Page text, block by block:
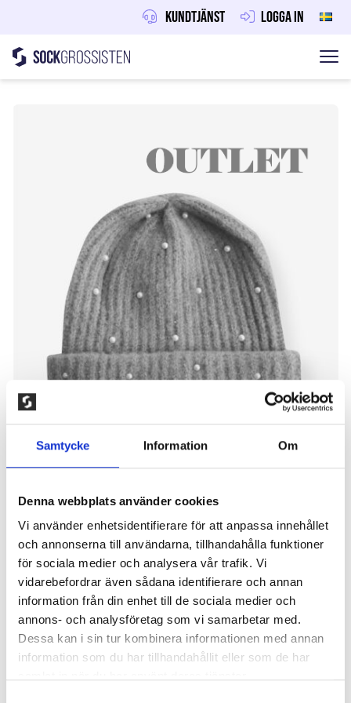
Samtycke Information Om
Denna webbplats använder cookies
Vi använder enhetsidentifierare för att anpassa innehållet
och annonserna till användarna, tillhandahålla funktioner
för sociala medier och analysera vår trafik. Vi
vidarebefordrar även sådana identifierare och annan
information från din enhet till de sociala medier och
annons- och analysföretag som vi samarbetar med.
Dessa kan i sin tur kombinera informationen med annan
information som du har tillhandahållit eller som de har
Kundtjänst Logga in
Hoppa till innehåll
Sockgrossisten
VINTERMÖSSA PEARL, GRÅ
100,00kr
Trendig mössa i mjukt ribbstickat material med vita
pärlor på framisdan. One Size passar både dam och
ungdom. 72% akryl, 25% polyamid, 3% elastan.
Maskintvätt: 30° fintvätt, använd tvättpåse. Ej